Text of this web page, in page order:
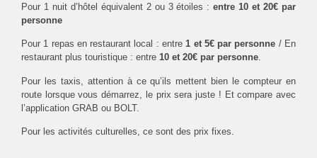
Pour 1 nuit d’hôtel équivalent 2 ou 3 étoiles :entre 10 et 20€ par
personne
Pour 1 repas en restaurant local : entre1 et 5€ par personne / En
restaurant plus touristique : entre 10 et 20€ par personne.
Pour les taxis, attention à ce qu’ils mettent bien le compteur en
route lorsque vous démarrez, le prix sera juste ! Et compare avec
l’application GRAB ou BOLT.
Pour les activités culturelles, ce sont des prix fixes.